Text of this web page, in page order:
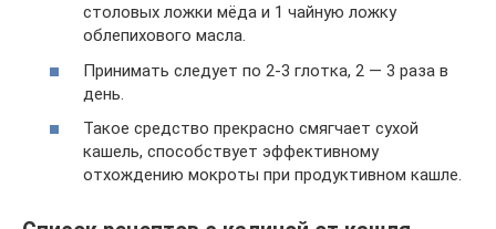
столовых ложки мёда и 1 чайную ложку
облепихового масла.
Принимать следует по 2-3 глотка, 2 — 3 раза в
день.
Такое средство прекрасно смягчает сухой
кашель, способствует эффективному
отхождению мокроты при продуктивном кашле.